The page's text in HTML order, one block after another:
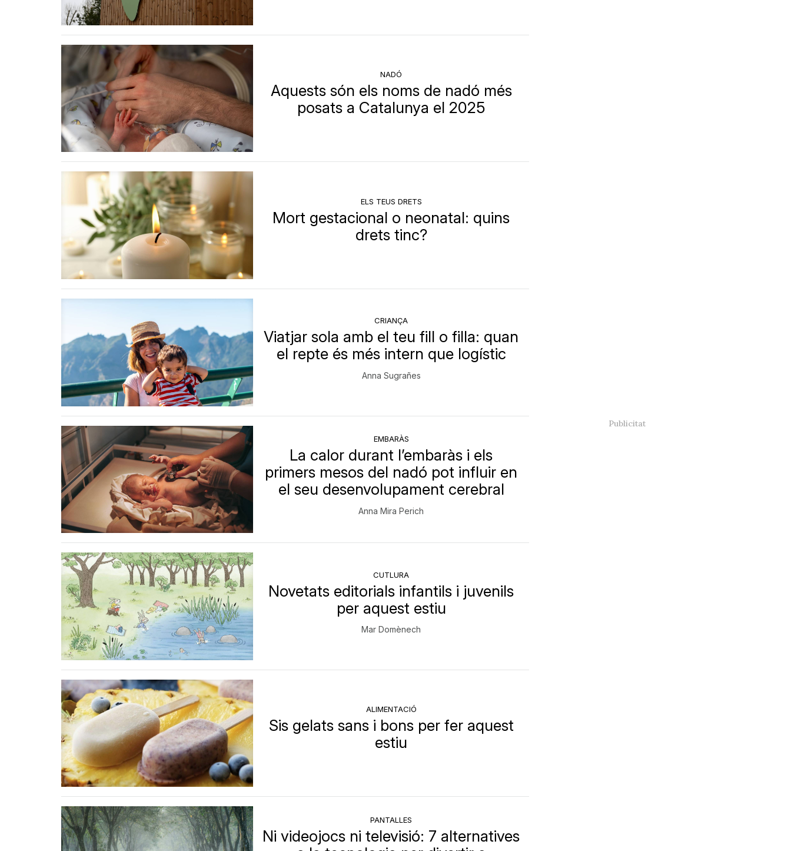
NADÓ
Aquests són els noms de nadó més
posats a Catalunya el 2025
ELS TEUS DRETS
Mort gestacional o neonatal: quins
drets tinc?
CRIANÇA
Viatjar sola amb el teu fill o filla: quan
el repte és més intern que logístic
Anna Sugrañes
EMBARÀS
La calor durant l’embaràs i els
primers mesos del nadó pot influir en
el seu desenvolupament cerebral
Anna Mira Perich
CUTLURA
Novetats editorials infantils i juvenils
per aquest estiu
Mar Domènech
ALIMENTACIÓ
Sis gelats sans i bons per fer aquest
estiu
PANTALLES
Ni videojocs ni televisió: 7 alternatives